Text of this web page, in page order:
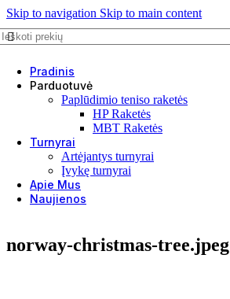
Skip to navigation Skip to main content
Pradinis
Parduotuvė
Paplūdimio teniso raketės
HP Raketės
MBT Raketės
Turnyrai
Artėjantys turnyrai
Įvykę turnyrai
Apie Mus
Naujienos
norway-christmas-tree.jpeg